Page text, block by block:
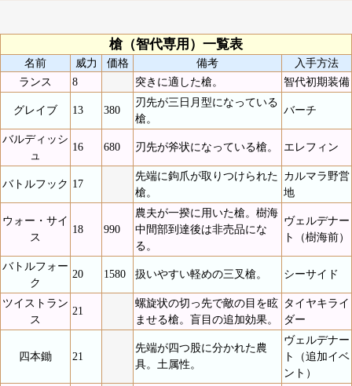
槍（智代専用）一覧表
名前 威力 価格 備考
入手方法
ランス
8 突きに適した槍。 智代初期装備
グレイブ 13 380
刃先が三日月型になっている
槍。
バーチ
バルディッシ
ュ
16 680 刃先が斧状になっている槍。 エレフィン
バトルフック 17
先端に鉤爪が取りつけられた
槍。
カルマラ野営
地
ウォー・サイ
ス
18 990
農夫が一揆に用いた槍。樹海
中間部到達後は非売品にな
る。
ヴェルデナー
ト（樹海前）
バトルフォー
ク
20 1580 扱いやすい軽めの三叉槍。 シーサイド
ツイストラン
ス
21
螺旋状の切っ先で敵の目を眩
ませる槍。盲目の追加効果。
タイヤキライ
ダー
四本鋤 21
先端が四つ股に分かれた農
具。土属性。
ヴェルデナー
ト（追加イベ
ント）